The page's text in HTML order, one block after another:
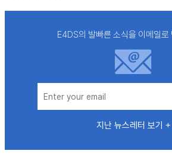
E4DS의 발빠른 소식을 이메일로
지난 뉴스레터 보기 +